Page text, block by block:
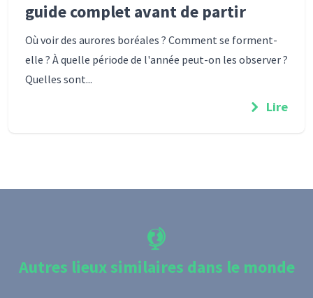
guide complet avant de partir
Où voir des aurores boréales ? Comment se forment-
elle ? À quelle période de l'année peut-on les observer ?
Quelles sont...
Lire
Autres lieux similaires dans le monde